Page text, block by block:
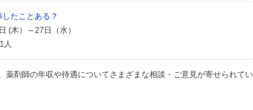
したことある？
(木）～27日（水）
人
薬剤師の年収や待遇についてさまざまな相談・ご意見が寄せられてい